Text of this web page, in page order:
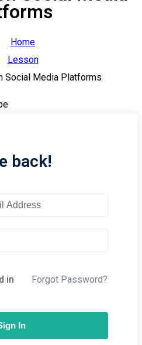
Home
Lesson
Social Media Platforms
back!
in Forgot Password?
In